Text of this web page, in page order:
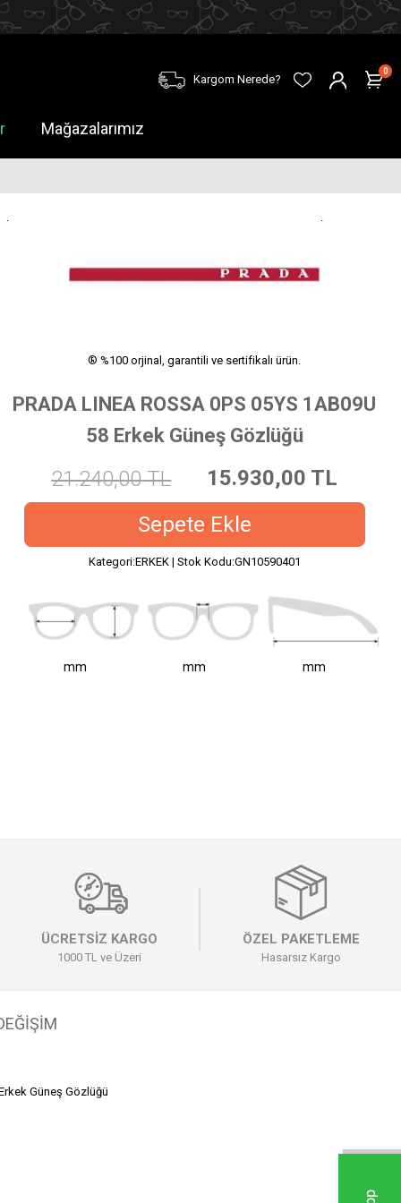
0
Kargom Nerede?
Mağazalarımız
. .
® %100 orjinal, garantili ve sertifikalı ürün.
PRADA LINEA ROSSA 0PS 05YS 1AB09U
58 Erkek Güneş Gözlüğü
21.240,00TL 15.930,00 TL
Sepete Ekle
Kategori:ERKEK | Stok Kodu:GN10590401
mm mm mm
ÜCRETSİZ KARGO
1000 TL ve Üzeri
ÖZEL PAKETLEME
Hasarsız Kargo
Güneş Gözlüğü